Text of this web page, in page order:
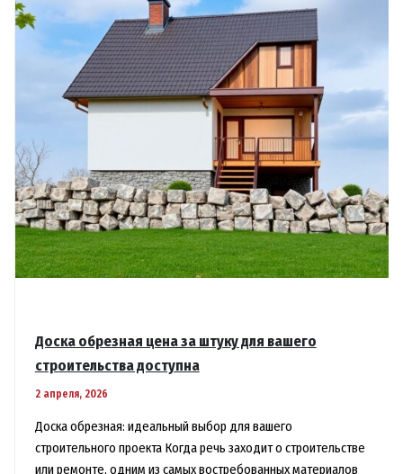
брендов
Доска обрезная цена за штуку для вашего
строительства доступна
2 апреля, 2026
Доска обрезная: идеальный выбор для вашего
строительного проекта Когда речь заходит о строительстве
или ремонте, одним из самых востребованных материалов